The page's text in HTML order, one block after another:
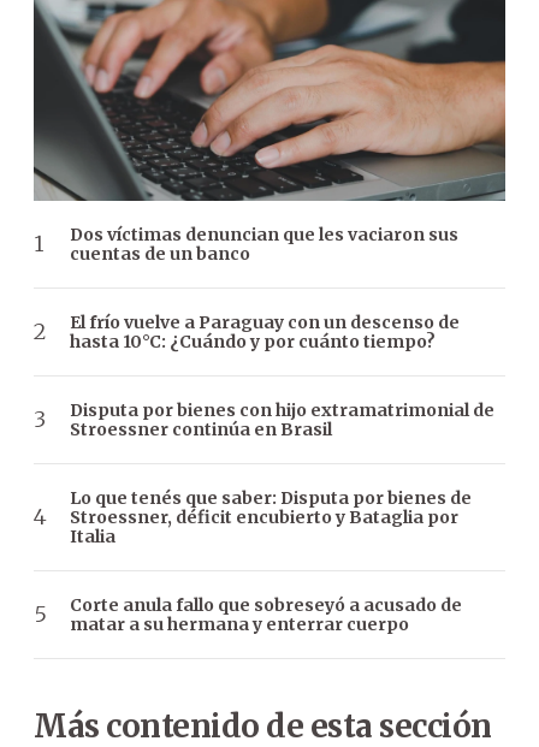
Dos víctimas denuncian que les vaciaron sus
cuentas de un banco
El frío vuelve a Paraguay con un descenso de
hasta 10°C: ¿Cuándo y por cuánto tiempo?
Disputa por bienes con hijo extramatrimonial de
Stroessner continúa en Brasil
Lo que tenés que saber: Disputa por bienes de
Stroessner, déficit encubierto y Bataglia por
Italia
Corte anula fallo que sobreseyó a acusado de
matar a su hermana y enterrar cuerpo
Más contenido de esta sección